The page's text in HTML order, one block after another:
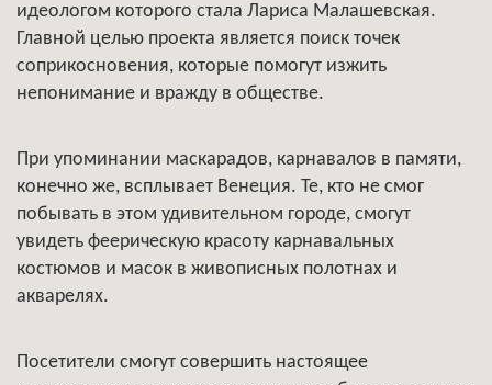
идеологом которого стала Лариса Малашевская.
Главной целью проекта является поиск точек
соприкосновения, которые помогут изжить
непонимание и вражду в обществе.
При упоминании маскарадов, карнавалов в памяти,
конечно же, всплывает Венеция. Те, кто не смог
побывать в этом удивительном городе, смогут
увидеть феерическую красоту карнавальных
костюмов и масок в живописных полотнах и
акварелях.
Посетители смогут совершить настоящее